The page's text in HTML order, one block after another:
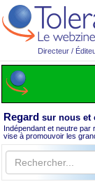
Directeur /
Regard sur nous et
Indépendant et neutre par
vise à promouvoir les